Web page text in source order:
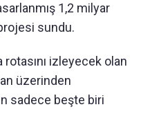
1,2 milyar
sundu.
izleyecek olan
üzerinden
sadece beşte biri